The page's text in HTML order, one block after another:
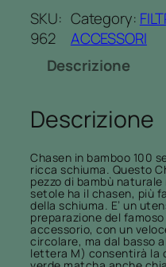
A
S
E
F
r
u
s
t
i
n
o
SKU:
962
Category:
ACCESSORI
Descrizione
Descrizione
Chasen in bamboo 100
ricca schiuma. Questo
pezzo di bambù
setole ha il chasen, più
della schiuma. E’ un
preparazione del
accessorio, con un
circolare, ma dal basso
lettera M) consentirà la